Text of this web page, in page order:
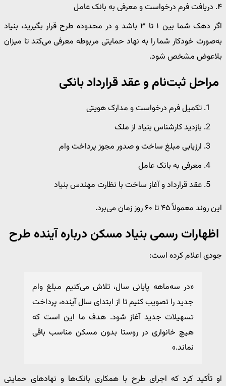
۴. دریافت فرم درخواست و معرفی به بانک عامل
اگر دهک شما بین ۱ تا ۳ باشد و در محدوده طرح قرار بگیرید، بنیاد
به‌صورت خودکار شما را به نهاد حمایتی مربوطه معرفی می‌کند تا میزان
بلاعوض مشخص شود.
مراحل ثبت‌نام و عقد قرارداد بانکی
تکمیل فرم درخواست و مدارک هویتی
بازدید کارشناس بنیاد از ملک
ارزیابی مبلغ ساخت و صدور مجوز پرداخت وام
معرفی به بانک عامل
عقد قرارداد و آغاز ساخت با نظارت مهندس بنیاد
این روند معمولاً ۴۵ تا ۶۰ روز زمان می‌برد.
اظهارات رسمی بنیاد مسکن درباره آینده طرح
جودی اعلام کرده است:
«در سه‌ماهه پایانی سال، تلاش می‌کنیم مبلغ وام
جدید را تصویب کنیم تا از ابتدای سال آینده، پرداخت
تسهیلات جدید آغاز شود. هدف ما این است که
هیچ خانواری در روستا بدون مسکن مناسب باقی
نماند.»
او تأکید کرد که اجرای طرح با همکاری بانک‌ها و نهادهای حمایتی